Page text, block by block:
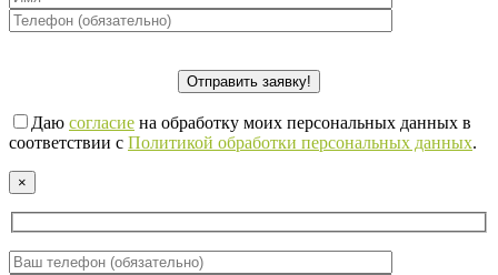
Даю согласие на обработку моих персональных данных в
соответствии с Политикой обработки персональных данных.
×